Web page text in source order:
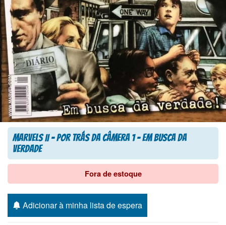
Marvels II – Por Trás da Câmera 1 – Em Busca da
Verdade
Fora de estoque
Adicionar à minha lista de espera